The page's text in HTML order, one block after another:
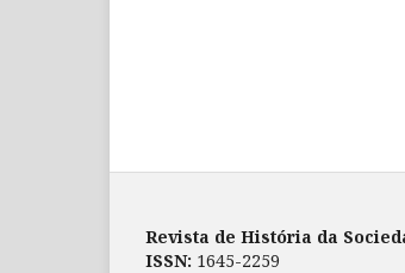
Revista de História da
ISSN: 1645-2259